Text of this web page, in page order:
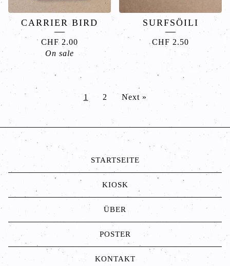
CARRIER BIRD
CHF 2.00
On sale
SURFSÖILI
CHF 2.50
1 2 Next »
STARTSEITE
KIOSK
ÜBER
POSTER
KONTAKT